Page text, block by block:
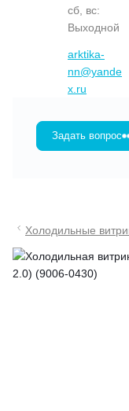
сб, вс:
Выходной
arktika-
nn@yande
x.ru
Задать вопрос
Холодильные